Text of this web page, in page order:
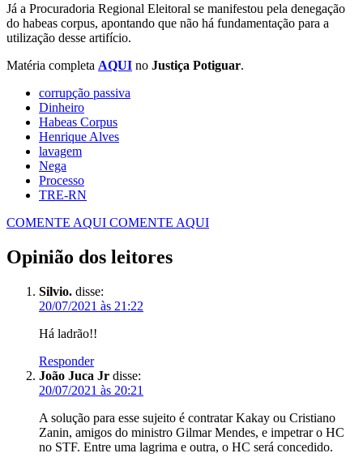
Já a Procuradoria Regional Eleitoral se manifestou pela denegação
do habeas corpus, apontando que não há fundamentação para a
utilização desse artifício.
Matéria completa AQUI no Justiça Potiguar.
corrupção passiva
Dinheiro
Habeas Corpus
Henrique Alves
lavagem
Nega
Processo
TRE-RN
COMENTE AQUI COMENTE AQUI
Opinião dos leitores
Silvio. disse:
20/07/2021 às 21:22
Há ladrão!!
Responder
João Juca Jr disse:
20/07/2021 às 20:21
A solução para esse sujeito é contratar Kakay ou Cristiano
Zanin, amigos do ministro Gilmar Mendes, e impetrar o HC
no STF. Entre uma lagrima e outra, o HC será concedido.